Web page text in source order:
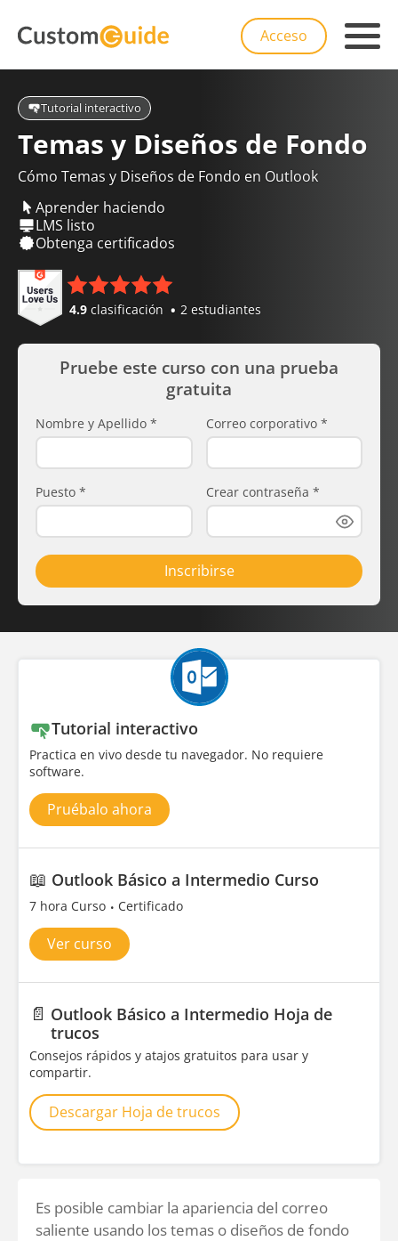
Acceso
Tutorial interactivo
Temas y Diseños de Fondo
Cómo Temas y Diseños de Fondo en Outlook
Aprender haciendo
LMS listo
Obtenga certificados
4.9 clasificación 2 estudiantes
Pruebe este curso con una prueba
gratuita
Nombre y Apellido * Correo corporativo *
Puesto * Crear contraseña *
Inscribirse
Tutorial interactivo
Practica en vivo desde tu navegador. No requiere
software.
Pruébalo ahora
📖 Outlook Básico a Intermedio Curso
7 hora Curso Certificado
Ver curso
📄 Outlook Básico a Intermedio Hoja de
trucos
Consejos rápidos y atajos gratuitos para usar y
compartir.
Descargar Hoja de trucos
Es posible cambiar la apariencia del correo
saliente usando los temas o diseños de fondo